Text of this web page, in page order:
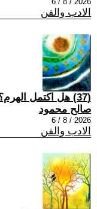
الادب والفن
(37) هل اكتمل الهرم؟!!!
صالح محمود
2026 / 8 / 6
الادب والفن